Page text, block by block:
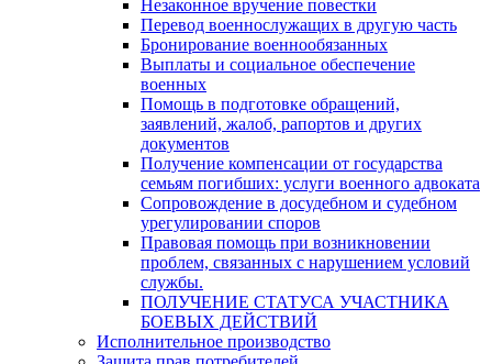
Незаконное вручение повестки
Перевод военнослужащих в другую часть
Бронирование военнообязанных
Выплаты и социальное обеспечение
военных
Помощь в подготовке обращений,
заявлений, жалоб, рапортов и других
документов
Получение компенсации от государства
семьям погибших: услуги военного адвоката
Сопровождение в досудебном и судебном
урегулировании споров
Правовая помощь при возникновении
проблем, связанных с нарушением условий
службы.
ПОЛУЧЕНИЕ СТАТУСА УЧАСТНИКА
БОЕВЫХ ДЕЙСТВИЙ
Исполнительное производство